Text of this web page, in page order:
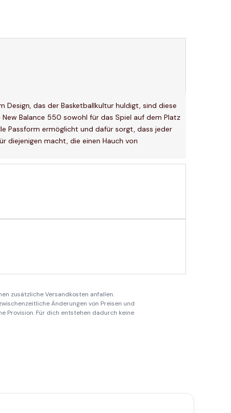
Design, das der Basketballkultur huldigt, sind diese
Balance 550 sowohl für das Spiel auf dem Platz
Passform ermöglicht und dafür sorgt, dass jeder
diejenigen macht, die einen Hauch von
zusätzliche Versandkosten anfallen.
Änderungen von Preisen und
Provision. Für dich entstehen dadurch keine